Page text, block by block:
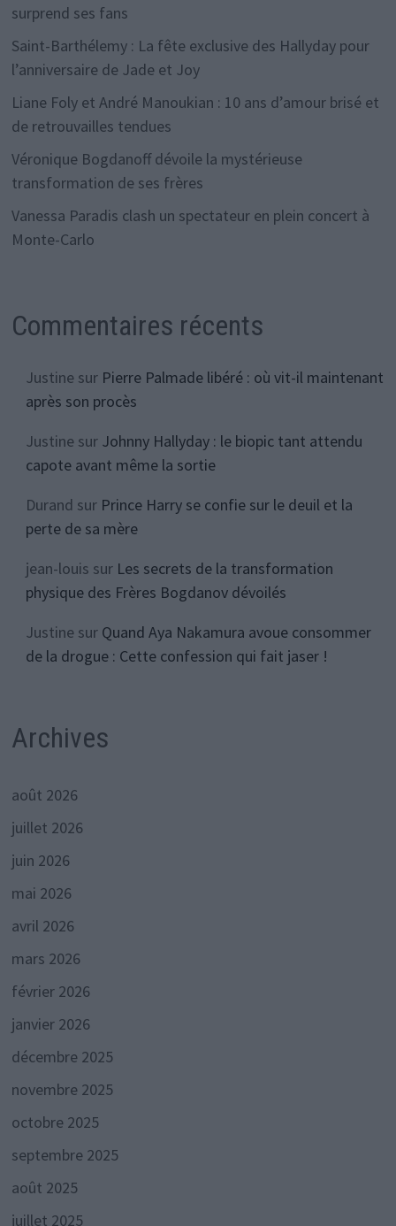
surprend ses fans
Saint-Barthélemy : La fête exclusive des Hallyday pour
l’anniversaire de Jade et Joy
Liane Foly et André Manoukian : 10 ans d’amour brisé et
de retrouvailles tendues
Véronique Bogdanoff dévoile la mystérieuse
transformation de ses frères
Vanessa Paradis clash un spectateur en plein concert à
Monte-Carlo
Commentaires récents
Justinesur Pierre Palmade libéré : où vit-il maintenant
après son procès
Justinesur Johnny Hallyday : le biopic tant attendu
capote avant même la sortie
Durand sur Prince Harry se confie sur le deuil et la
perte de sa mère
jean-louis sur Les secrets de la transformation
physique des Frères Bogdanov dévoilés
Justinesur Quand Aya Nakamura avoue consommer
de la drogue : Cette confession qui fait jaser !
Archives
août 2026
juillet 2026
juin 2026
mai 2026
avril 2026
mars 2026
février 2026
janvier 2026
décembre 2025
novembre 2025
octobre 2025
septembre 2025
août 2025
juillet 2025